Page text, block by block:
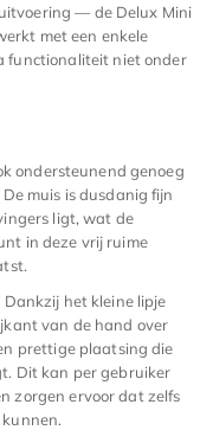
— de Delux Mini
met een enkele
functionaliteit niet onder
ondersteunend genoeg
muis is dusdanig fijn
ligt, wat de
in deze vrij ruime
het kleine lipje
van de hand over
prettige plaatsing die
Dit kan per gebruiker
zorgen ervoor dat zelfs